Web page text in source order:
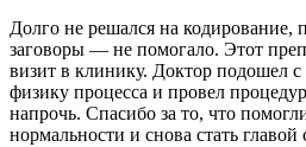
Долго не решался на кодирование,
заговоры — не помогало. Этот
визит в клинику. Доктор подошел
физику процесса и провел
напрочь. Спасибо за то, что
нормальности и снова стать главой